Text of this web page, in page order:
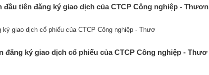
đầu tiên đăng ký giao dịch của CTCP Công nghiệp - Thươn
đăng ký giao dịch cổ phiếu của CTCP Công nghiệp - Thươ